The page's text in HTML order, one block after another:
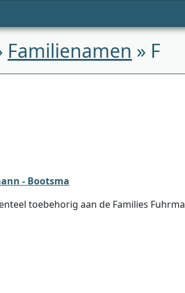
Familienamen » F
- Bootsma
toebehorig aan de Families